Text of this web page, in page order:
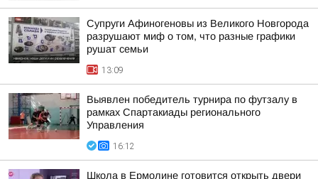
Супруги Афиногеновы из Великого Новгорода
разрушают миф о том, что разные графики
рушат семьи
13:09
Выявлен победитель турнира по футзалу в
рамках Спартакиады регионального
Управления
16:12
Школа в Ермолине готовится открыть двери